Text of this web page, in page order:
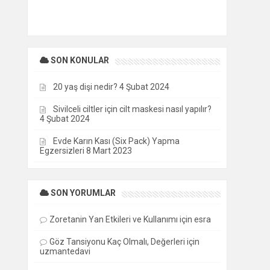
SON KONULAR
20 yaş dişi nedir? 4 Şubat 2024
Sivilceli ciltler için cilt maskesi nasıl yapılır?
4 Şubat 2024
Evde Karın Kası (Six Pack) Yapma
Egzersizleri 8 Mart 2023
SON YORUMLAR
Zoretanin Yan Etkileri ve Kullanımı için esra
Göz Tansiyonu Kaç Olmalı, Değerleri için
uzmantedavi